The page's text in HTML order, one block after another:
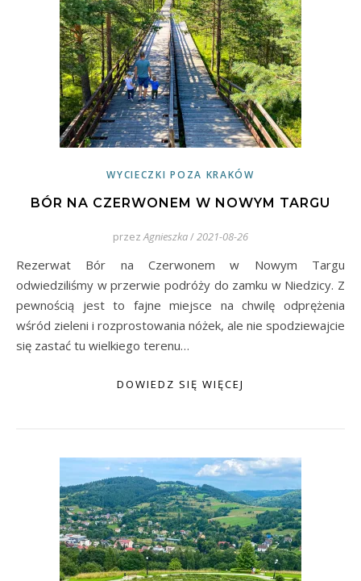
WYCIECZKI POZA KRAKÓW
BÓR NA CZERWONEM W NOWYM TARGU
przez Agnieszka/2021-08-26
Rezerwat Bór na Czerwonem w Nowym Targu
odwiedziliśmy w przerwie podróży do zamku w Niedzicy. Z
pewnością jest to fajne miejsce na chwilę odprężenia
wśród zieleni i rozprostowania nóżek, ale nie spodziewajcie
się zastać tu wielkiego terenu…
DOWIEDZ SIĘ WIĘCEJ